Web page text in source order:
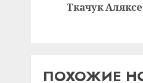
Ткачук
ПОХОЖИЕ